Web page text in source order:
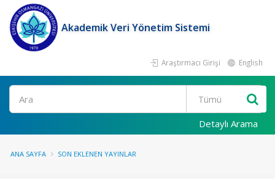
Akademik Veri Yönetim Sistemi
Araştırmacı Girişi English
Ara
Detaylı Arama
ANA SAYFA SON EKLENEN YAYINLAR